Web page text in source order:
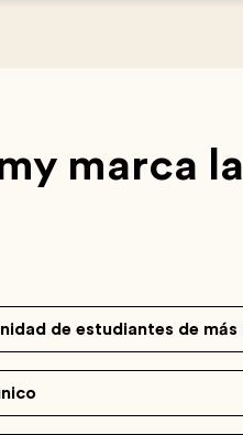
marca
de estudiantes de más